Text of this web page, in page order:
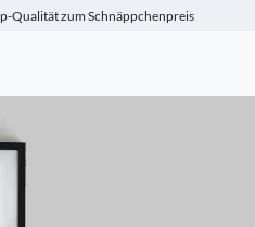
Qualität zum Schnäppchenpreis